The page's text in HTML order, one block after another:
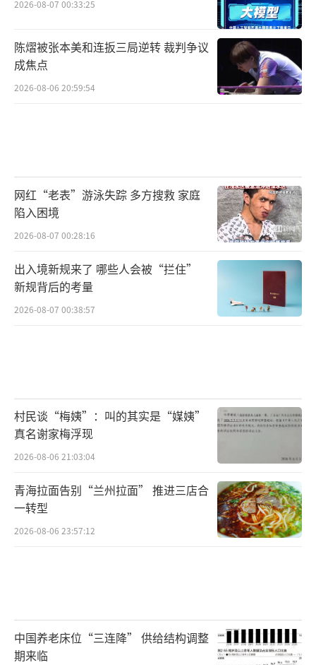
2026-08-07 00:33:25
陈熠被张本美和连扳三局逆转 裁判争议
成焦点
2026-08-06 20:59:54
网红“老表”游泳失踪 多方搜救 家庭
陷入困境
2026-08-07 00:28:16
出入境新规来了 哪些人会被“拦住”
新规背后的考量
2026-08-07 00:38:57
村民谈“梅姨”：叫的其实是“媒姨”
真名谢家梅浮现
2026-08-06 21:03:04
青海拉面告别“兰州拉面” 推进三店合
一转型
2026-08-06 23:57:12
中国养老床位“三连降” 供给结构调整
期来临